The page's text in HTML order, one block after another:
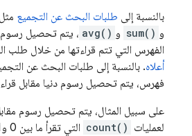
بالنسبة إلى طلبات البحث عن التجميع مثل
و sum() و avg() ، يتم تحصيل رسوم
الفهرس التي تتم قراءتها من خلال طلب
أعلاه
فهرس، يتم تحصيل رسوم دنيا مقابل
على سبيل المثال، يتم تحصيل رسوم
لعمليات count()